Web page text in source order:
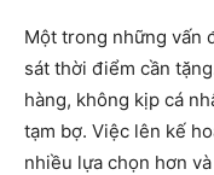
Một trong những vấn
sát thời điểm cần
hàng, không kịp cá
tạm bợ. Việc lên kế
nhiều lựa chọn hơn